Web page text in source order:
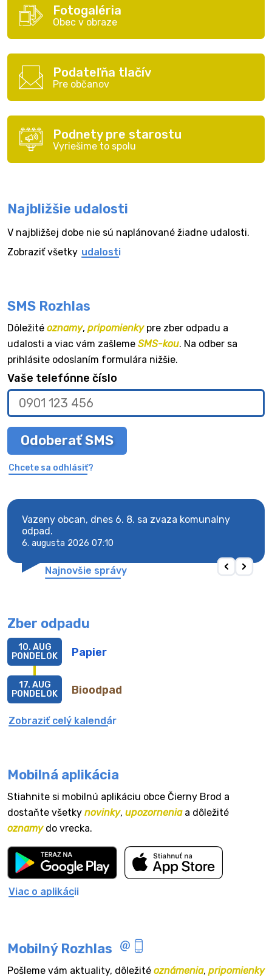
Fotogaléria
Obec v obraze
Podateľňa tlačív
Pre občanov
Podnety pre starostu
Vyriešime to spolu
Najbližšie udalosti
V najbližšej dobe nie sú naplánované žiadne udalosti.
Zobraziť všetky udalosti
SMS Rozhlas
Dôležité oznamy, pripomienkypre zber odpadu a
udalosti a viac vám zašleme SMS-kou. Na odber sa
prihlásite odoslaním formulára nižšie.
Vaše telefónne číslo
Odoberať SMS
Chcete sa odhlásiť?
Vazeny obcan, dnes 6. 8. sa zvaza komunalny
odpad.
6. augusta 2026 07:10
Najnovšie správy
Zber odpadu
Papier
10. AUG
PONDELOK
Bioodpad
17. AUG
PONDELOK
Zobraziť celý kalendár
Mobilná aplikácia
Stiahnite si mobilnú aplikáciu obce Čierny Brod a
dostaňte všetky novinky, upozorneniaa dôležité
oznamydo vrecka.
Viac o aplikácii
Mobilný Rozhlas
Pošleme vám aktuality, dôležité oznámenia, pripomienky